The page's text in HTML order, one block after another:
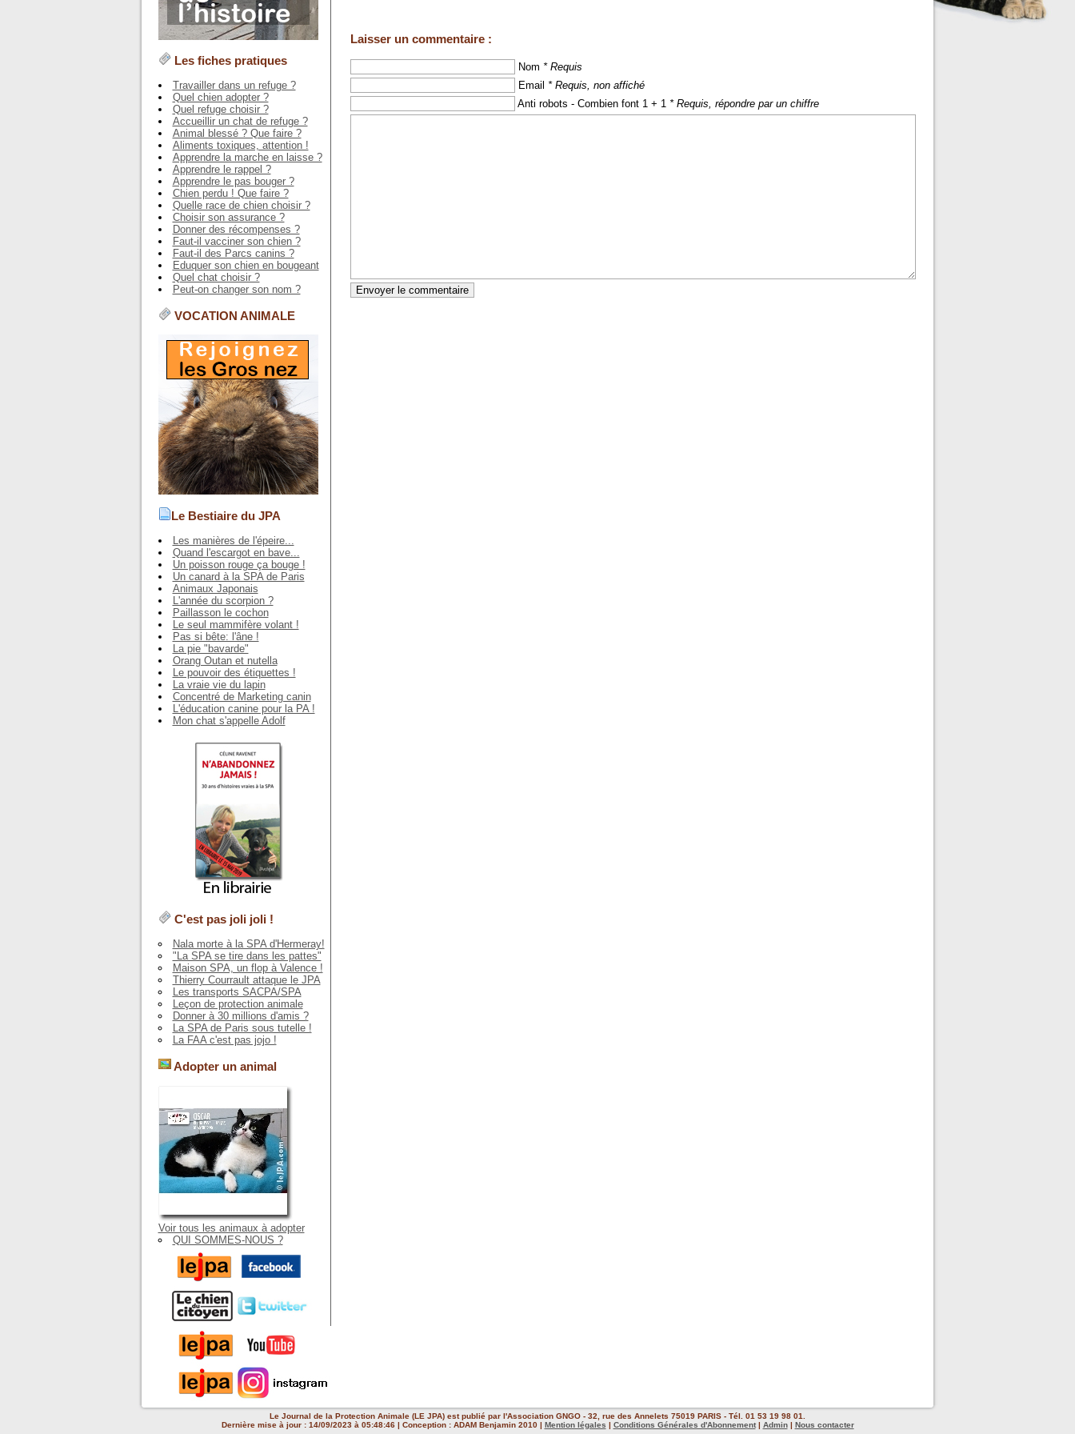
Les fiches pratiques
Travailler dans un refuge ?
Quel chien adopter ?
Quel refuge choisir ?
Accueillir un chat de refuge ?
Animal blessé ? Que faire ?
Aliments toxiques, attention !
Apprendre la marche en laisse ?
Apprendre le rappel ?
Apprendre le pas bouger ?
Chien perdu ! Que faire ?
Quelle race de chien choisir ?
Choisir son assurance ?
Donner des récompenses ?
Faut-il vacciner son chien ?
Faut-il des Parcs canins ?
Eduquer son chien en bougeant
Quel chat choisir ?
Peut-on changer son nom ?
VOCATION ANIMALE
Le Bestiaire du JPA
Les manières de l'épeire...
Quand l'escargot en bave...
Un poisson rouge ça bouge !
Un canard à la SPA de Paris
Animaux Japonais
L'année du scorpion ?
Paillasson le cochon
Le seul mammifère volant !
Pas si bête: l'âne !
La pie "bavarde"
Orang Outan et nutella
Le pouvoir des étiquettes !
La vraie vie du lapin
Concentré de Marketing canin
L'éducation canine pour la PA !
Mon chat s'appelle Adolf
C'est pas joli joli !
Nala morte à la SPA d'Hermeray!
"La SPA se tire dans les pattes"
Maison SPA, un flop à Valence !
Thierry Courrault attaque le JPA
Les transports SACPA/SPA
Leçon de protection animale
Donner à 30 millions d'amis ?
La SPA de Paris sous tutelle !
La FAA c'est pas jojo !
Adopter un animal
Voir tous les animaux à adopter
QUI SOMMES-NOUS ?
Laisser un commentaire :
Nom * Requis
Email * Requis, non affiché
Anti robots - Combien font 1 + 1 * Requis, répondre par un chiffre
Le Journal de la Protection Animale (LE JPA) est publié par l'Association GNGO - 32, rue des Annelets 75019 PARIS - Tél. 01 53 19 98 01.
Dernière mise à jour : 14/09/2023 à 05:48:46 | Conception : ADAM Benjamin 2010 | Mention légales | Conditions Générales d'Abonnement| Admin| Nous contacter